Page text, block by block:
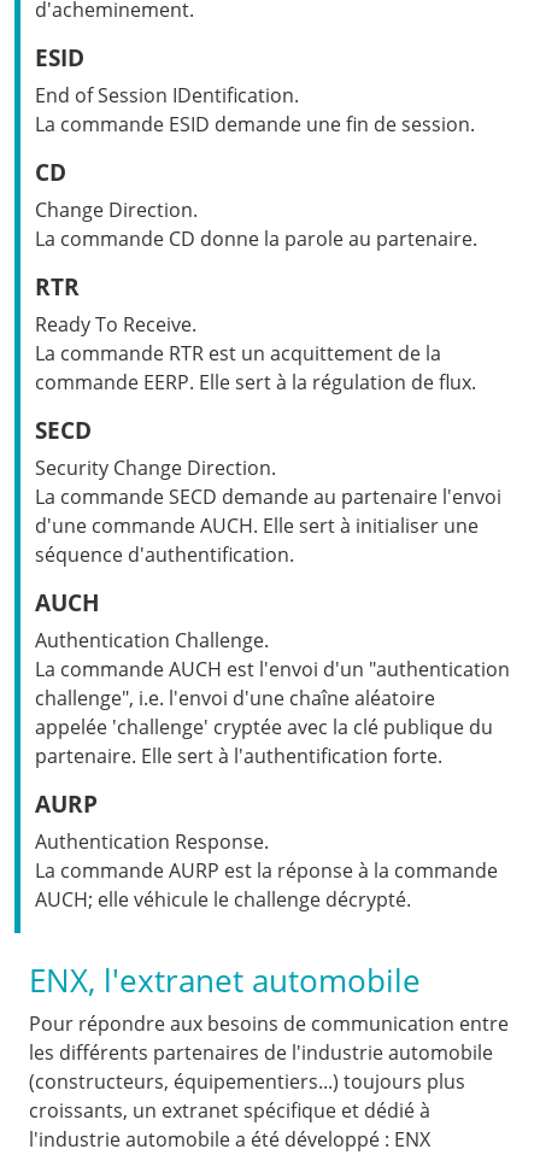
d'acheminement.
ESID
End of Session IDentification.
La commande ESID demande une fin de session.
CD
Change Direction.
La commande CD donne la parole au partenaire.
RTR
Ready To Receive.
La commande RTR est un acquittement de la
commande EERP. Elle sert à la régulation de flux.
SECD
Security Change Direction.
La commande SECD demande au partenaire l'envoi
d'une commande AUCH. Elle sert à initialiser une
séquence d'authentification.
AUCH
Authentication Challenge.
La commande AUCH est l'envoi d'un "authentication
challenge", i.e. l'envoi d'une chaîne aléatoire
appelée 'challenge' cryptée avec la clé publique du
partenaire. Elle sert à l'authentification forte.
AURP
Authentication Response.
La commande AURP est la réponse à la commande
AUCH; elle véhicule le challenge décrypté.
ENX, l'extranet automobile
Pour répondre aux besoins de communication entre
les différents partenaires de l'industrie automobile
(constructeurs, équipementiers...) toujours plus
croissants, un extranet spécifique et dédié à
l'industrie automobile a été développé : ENX